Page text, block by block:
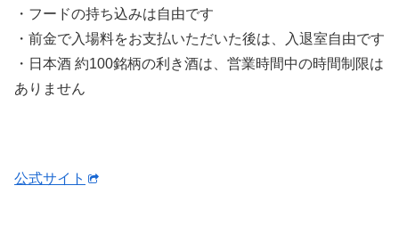
・フードの持ち込みは自由です
・前金で入場料をお支払いただいた後は、入退室自由です
・日本酒 約100銘柄の利き酒は、営業時間中の時間制限は
ありません
公式サイト